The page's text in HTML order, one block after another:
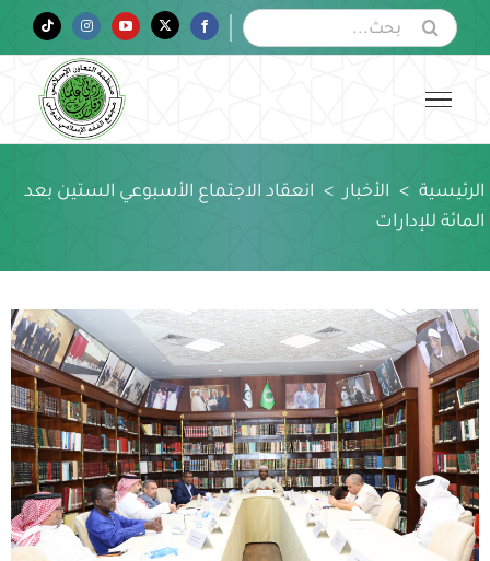
البحث
عن:
Facebook
Twitter
YouTube
Instagram
Tiktok
الرئيسية > الأخبار > انعقاد الاجتماع الأسبوعي الستين بعد
المائة للإدارات